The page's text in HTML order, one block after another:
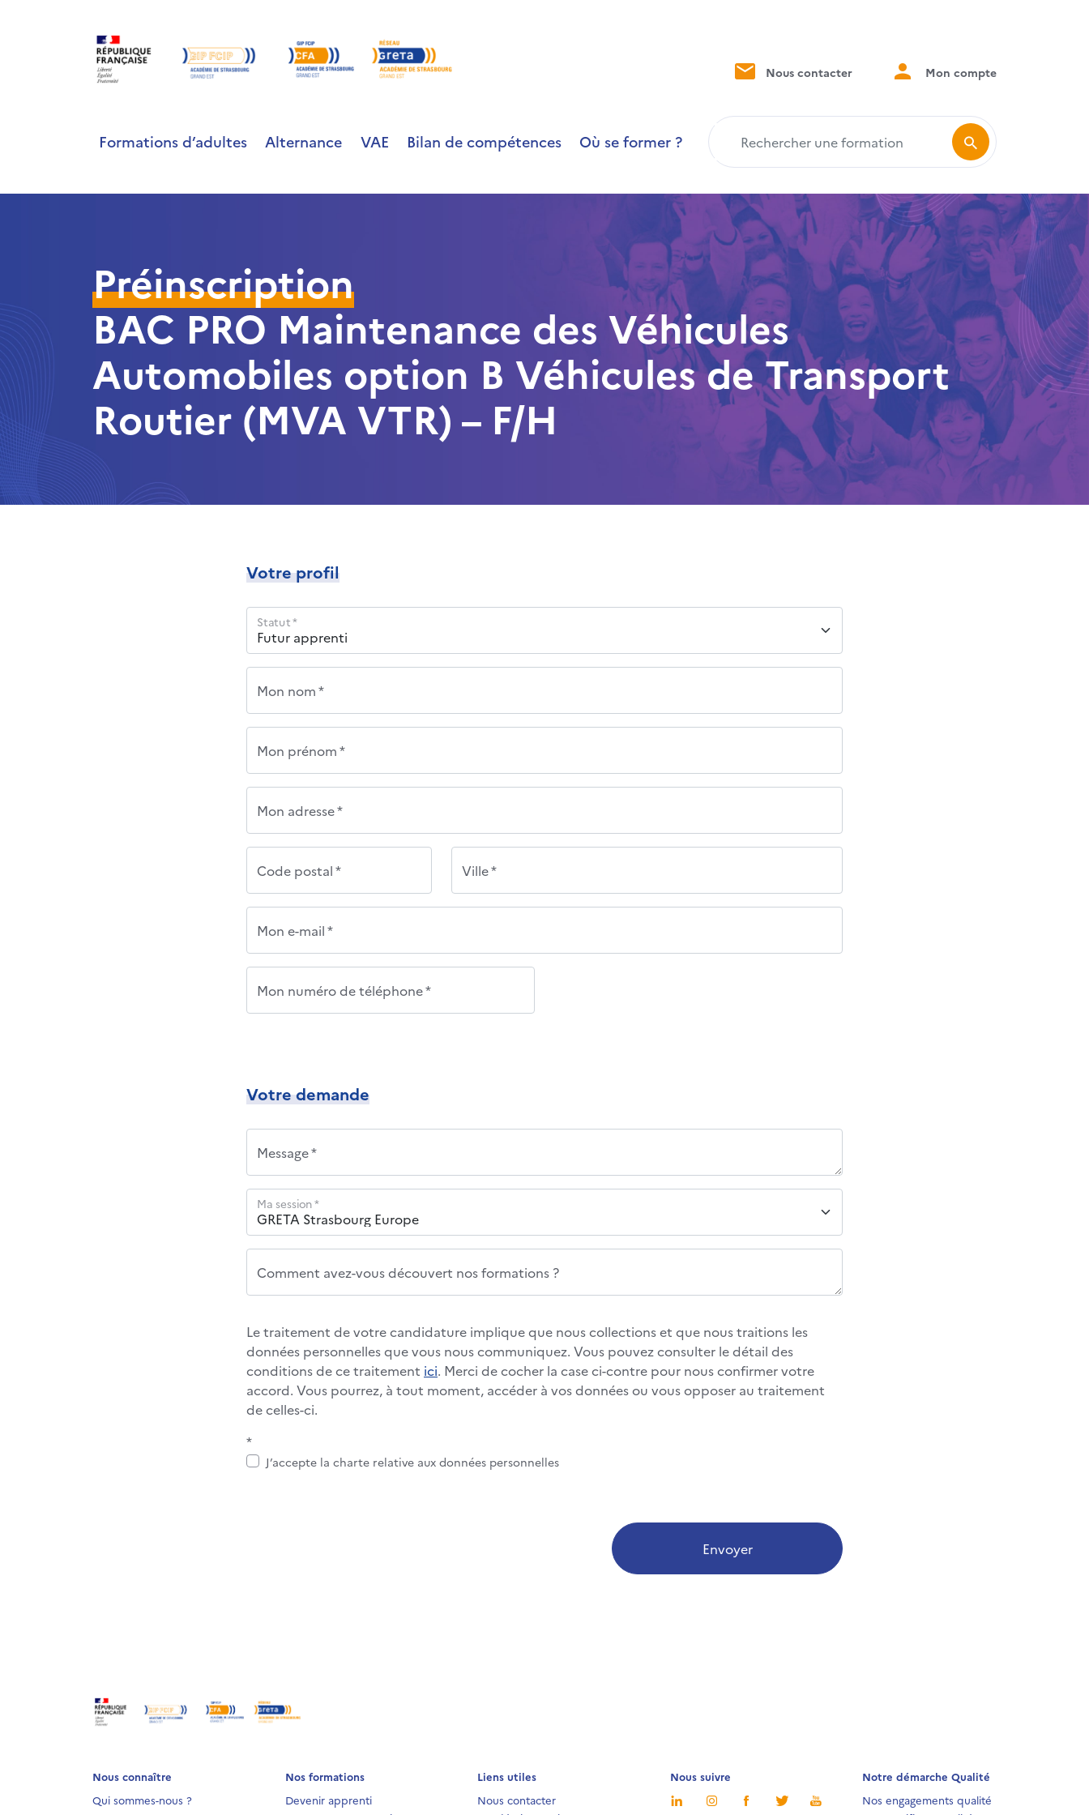
Nous contacter Mon compte
Formations d’adultes Alternance VAE Bilan de compétences Où se former ?
Préinscription
BAC PRO Maintenance des Véhicules
Automobiles option B Véhicules de Transport
Routier (MVA VTR) – F/H
Votre profil
Statut *
Mon nom *
Mon prénom *
Mon adresse *
Code postal * Ville *
Mon e-mail *
Mon numéro de téléphone *
Votre demande
Message *
Ma session *
Comment avez-vous découvert nos formations ?
Le traitement de votre candidature implique que nous collections et que nous traitions les
données personnelles que vous nous communiquez. Vous pouvez consulter le détail des
conditions de ce traitement ici. Merci de cocher la case ci-contre pour nous confirmer votre
accord. Vous pourrez, à tout moment, accéder à vos données ou vous opposer au traitement
de celles-ci.
*
J’accepte la charte relative aux données personnelles
Envoyer
Nous connaître
Qui sommes-nous ?
Nos formations
Devenir apprenti
Liens utiles
Nous contacter
Nous suivre
Notre démarche Qualité
Nos engagements qualité